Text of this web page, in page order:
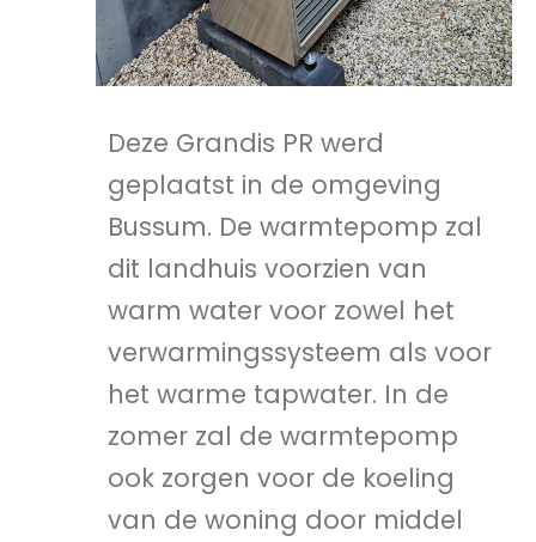
Deze Grandis PR werd
geplaatst in de omgeving
Bussum. De warmtepomp zal
dit landhuis voorzien van
warm water voor zowel het
verwarmingssysteem als voor
het warme tapwater. In de
zomer zal de warmtepomp
ook zorgen voor de koeling
van de woning door middel